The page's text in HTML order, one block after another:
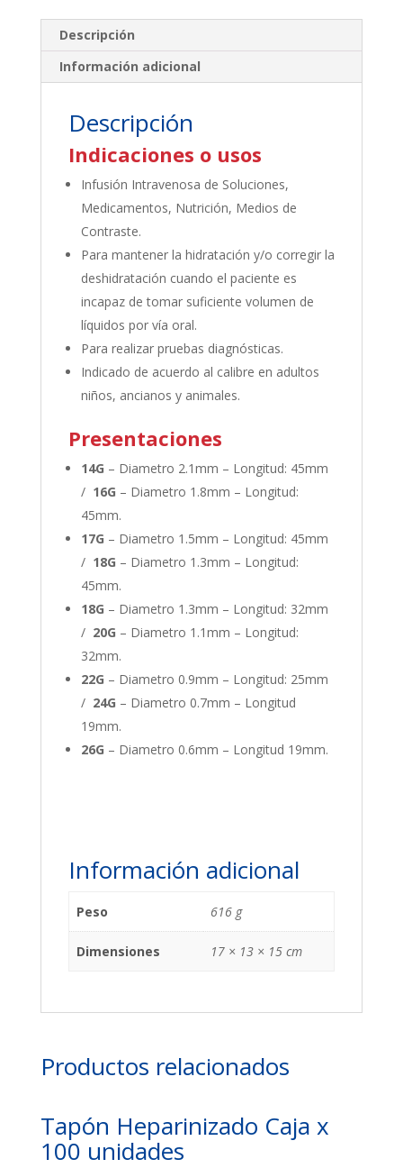
Descripción
Información adicional
Descripción
Indicaciones o usos
Infusión Intravenosa de Soluciones,
Medicamentos, Nutrición, Medios de
Contraste.
Para mantener la hidratación y/o corregir la
deshidratación cuando el paciente es
incapaz de tomar suficiente volumen de
líquidos por vía oral.
Para realizar pruebas diagnósticas.
Indicado de acuerdo al calibre en adultos
niños, ancianos y animales.
Presentaciones
14G – Diametro 2.1mm – Longitud: 45mm
/ 16G – Diametro 1.8mm – Longitud:
45mm.
17G – Diametro 1.5mm – Longitud: 45mm
/ 18G – Diametro 1.3mm – Longitud:
45mm.
18G – Diametro 1.3mm – Longitud: 32mm
/ 20G – Diametro 1.1mm – Longitud:
32mm.
22G – Diametro 0.9mm – Longitud: 25mm
/ 24G – Diametro 0.7mm – Longitud
19mm.
26G – Diametro 0.6mm – Longitud 19mm.
Información adicional
Peso 616 g
Dimensiones 17 × 13 × 15 cm
Productos relacionados
Tapón Heparinizado Caja x
100 unidades